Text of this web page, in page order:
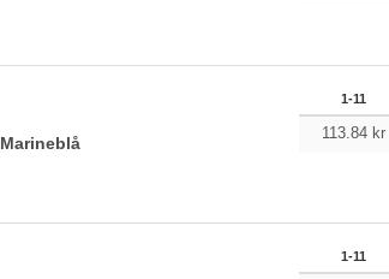
Marineblå
1-11
113.84 kr
1-11